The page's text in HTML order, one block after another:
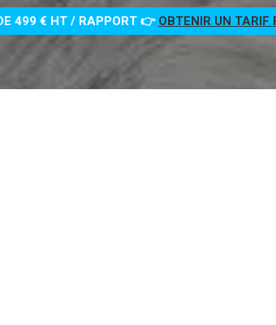
499 € HT / RAPPORT 👉 OBTENIR UN TARIF